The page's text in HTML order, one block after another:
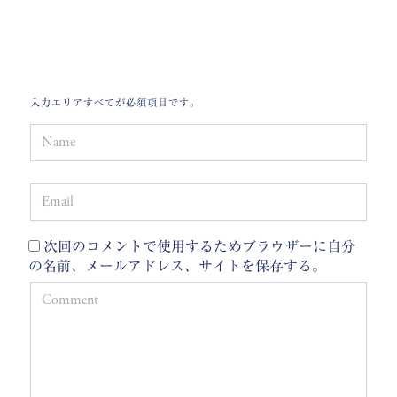
入力 エリ アすべて が必須項目です。
次回のコメントで使用するためブラウザーに自分
の名前、メールアドレス、サイトを保存する。